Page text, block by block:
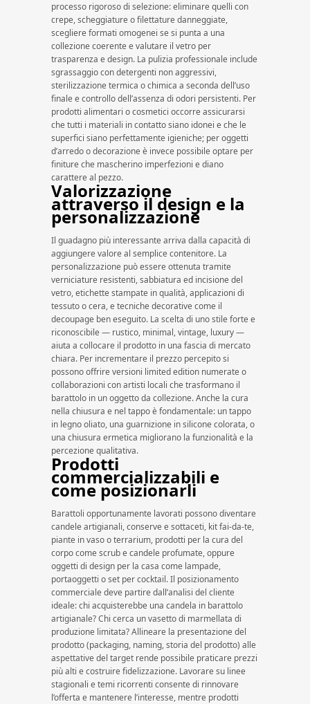
processo rigoroso di selezione: eliminare quelli con
crepe, scheggiature o filettature danneggiate,
scegliere formati omogenei se si punta a una
collezione coerente e valutare il vetro per
trasparenza e design. La pulizia professionale include
sgrassaggio con detergenti non aggressivi,
sterilizzazione termica o chimica a seconda dell’uso
finale e controllo dell’assenza di odori persistenti. Per
prodotti alimentari o cosmetici occorre assicurarsi
che tutti i materiali in contatto siano idonei e che le
superfici siano perfettamente igieniche; per oggetti
d’arredo o decorazione è invece possibile optare per
finiture che mascherino imperfezioni e diano
carattere al pezzo.
Valorizzazione
attraverso il design e la
personalizzazione
Il guadagno più interessante arriva dalla capacità di
aggiungere valore al semplice contenitore. La
personalizzazione può essere ottenuta tramite
verniciature resistenti, sabbiatura ed incisione del
vetro, etichette stampate in qualità, applicazioni di
tessuto o cera, e tecniche decorative come il
decoupage ben eseguito. La scelta di uno stile forte e
riconoscibile — rustico, minimal, vintage, luxury —
aiuta a collocare il prodotto in una fascia di mercato
chiara. Per incrementare il prezzo percepito si
possono offrire versioni limited edition numerate o
collaborazioni con artisti locali che trasformano il
barattolo in un oggetto da collezione. Anche la cura
nella chiusura e nel tappo è fondamentale: un tappo
in legno oliato, una guarnizione in silicone colorata, o
una chiusura ermetica migliorano la funzionalità e la
percezione qualitativa.
Prodotti
commercializzabili e
come posizionarli
Barattoli opportunamente lavorati possono diventare
candele artigianali, conserve e sottaceti, kit fai-da-te,
piante in vaso o terrarium, prodotti per la cura del
corpo come scrub e candele profumate, oppure
oggetti di design per la casa come lampade,
portaoggetti o set per cocktail. Il posizionamento
commerciale deve partire dall’analisi del cliente
ideale: chi acquisterebbe una candela in barattolo
artigianale? Chi cerca un vasetto di marmellata di
produzione limitata? Allineare la presentazione del
prodotto (packaging, naming, storia del prodotto) alle
aspettative del target rende possibile praticare prezzi
più alti e costruire fidelizzazione. Lavorare su linee
stagionali e temi ricorrenti consente di rinnovare
l’offerta e mantenere l’interesse, mentre prodotti